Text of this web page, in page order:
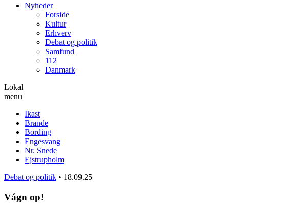
Nyheder
Forside
Kultur
Erhverv
Debat og politik
Samfund
112
Danmark
Lokal
menu
Ikast
Brande
Bording
Engesvang
Nr. Snede
Ejstrupholm
Debat og politik • 18.09.25
Vågn op!